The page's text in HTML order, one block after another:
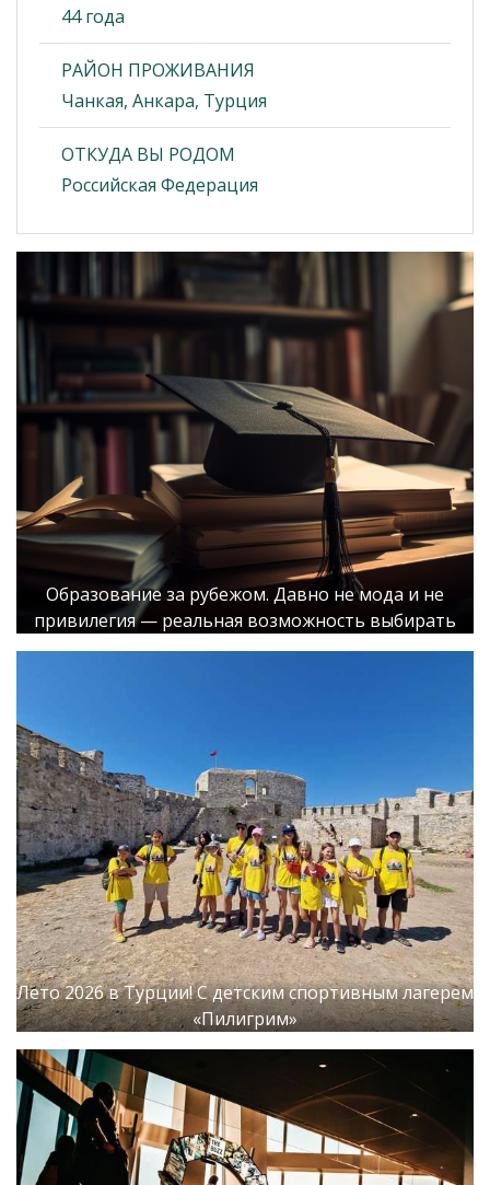
44 года
РАЙОН ПРОЖИВАНИЯ
Чанкая, Анкара, Турция
ОТКУДА ВЫ РОДОМ
Российская Федерация
Образование за рубежом. Давно не мода и не
привилегия — реальная возможность выбирать
Лето 2026 в Турции! С детским спортивным лагерем
«Пилигрим»